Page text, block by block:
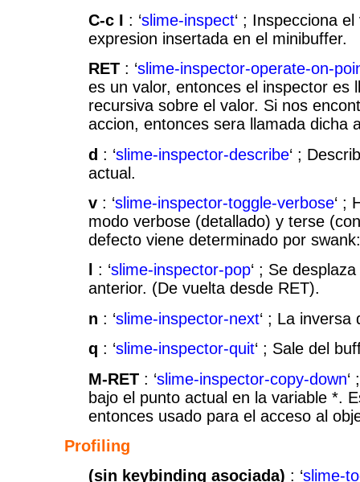
C-c I : ‘slime-inspect‘ ; Inspecciona
expresion insertada en el minibuffer.
RET : ‘slime-inspector-operate-on-
es un valor, entonces el inspector es
recursiva sobre el valor. Si nos
accion, entonces sera llamada dicha
d : ‘slime-inspector-describe‘ ;
actual.
v : ‘slime-inspector-toggle-verbose‘ ;
modo verbose (detallado) y terse
defecto viene determinado por
: ‘slime-inspector-pop‘ ; Se
anterior. (De vuelta desde RET).
n : ‘slime-inspector-next‘ ; La inversa
q : ‘slime-inspector-quit‘ ; Sale del
M-RET : ‘slime-inspector-copy-down‘
bajo el punto actual en la variable *.
entonces usado para el acceso al
Profiling
(sin keybinding asociada) : ‘slime-